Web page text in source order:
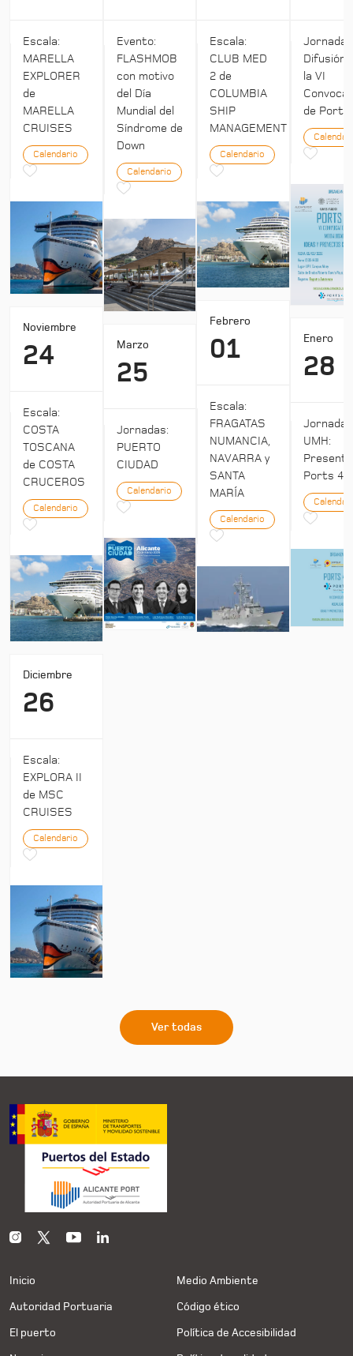
Escala:
MARELLA
EXPLORER
de
MARELLA
CRUISES
Calendario
Noviembre
24
Escala:
COSTA
TOSCANA
de COSTA
CRUCEROS
Calendario
Diciembre
26
Escala:
EXPLORA II
de MSC
CRUISES
Calendario
Evento:
FLASHMOB
con motivo
del Día
Mundial del
Síndrome de
Down
Calendario
Marzo
25
Jornadas:
PUERTO
CIUDAD
Calendario
Escala:
CLUB MED
2 de
COLUMBIA
SHIP
MANAGEMENT
Calendario
Febrero
01
Escala:
FRAGATAS
NUMANCIA,
NAVARRA y
SANTA
MARÍA
Calendario
Jornada:
Difusión
la VI
de Ports
Enero
28
Jornadas
UMH:
Ports 4:0
Ver todas
Inicio
Autoridad Portuaria
El puerto
Medio Ambiente
Código ético
Política de Accesibilidad